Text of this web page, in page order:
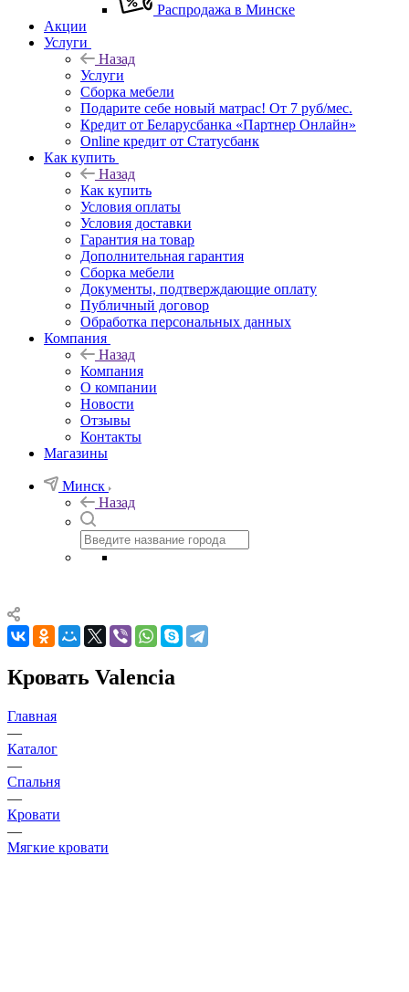
Распродажа в Минске
Акции
Услуги
Назад
Услуги
Сборка мебели
Подарите себе новый матрас! От 7 руб/мес.
Кредит от Беларусбанка «Партнер Онлайн»
Online кредит от Статусбанк
Как купить
Назад
Как купить
Условия оплаты
Условия доставки
Гарантия на товар
Дополнительная гарантия
Сборка мебели
Документы, подтверждающие оплату
Публичный договор
Обработка персональных данных
Компания
Назад
Компания
О компании
Новости
Отзывы
Контакты
Магазины
Минск
Назад
Кровать Valencia
Главная
—
Каталог
—
Спальня
—
Кровати
—
Мягкие кровати